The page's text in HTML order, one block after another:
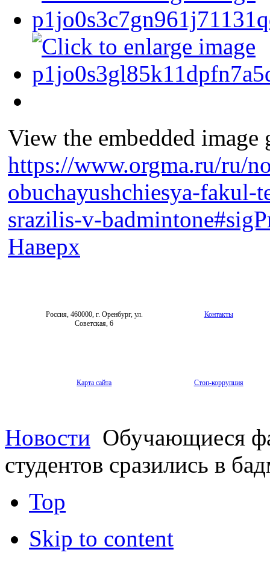
View the embedded
https://www.orgma.ru/ru/
obuchayushchiesya-fakul-
srazilis-v-
Наверх
Россия, 460000, г. Оренбург, ул.
Советская, 6
Контакты
Карта сайта Стоп-коррупция
Новости Обучающиеся
студентов сразились в
Top
Skip to content